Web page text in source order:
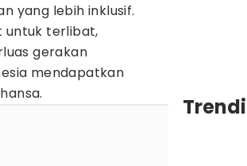
yang lebih inklusif.
untuk terlibat,
gerakan
mendapatkan